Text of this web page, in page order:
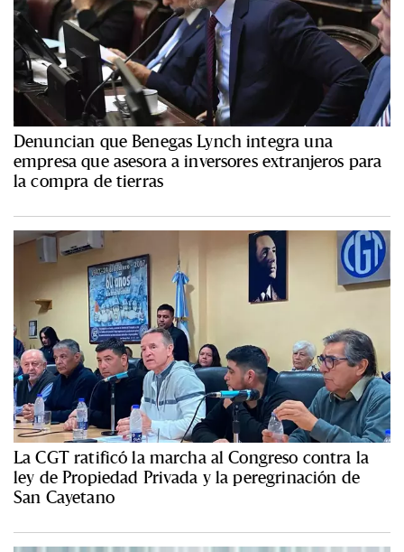
Denuncian que Benegas Lynch integra una
empresa que asesora a inversores extranjeros para
la compra de tierras
La CGT ratificó la marcha al Congreso contra la
ley de Propiedad Privada y la peregrinación de
San Cayetano